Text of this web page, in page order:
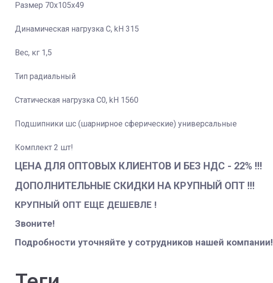
Размер 70x105x49
Динамическая нагрузка C, kН 315
Вес, кг 1,5
Тип радиальный
Статическая нагрузка C0, kH 1560
Подшипники шс (шарнирное сферические) универсальные
Комплект 2 шт!
ЦЕНА ДЛЯ ОПТОВЫХ КЛИЕНТОВ И БЕЗ НДС - 22% !!!
ДОПОЛНИТЕЛЬНЫЕ СКИДКИ НА КРУПНЫЙ ОПТ !!!
КРУПНЫЙ ОПТ ЕЩЕ ДЕШЕВЛЕ !
Звоните!
Подробности уточняйте у сотрудников нашей компании!